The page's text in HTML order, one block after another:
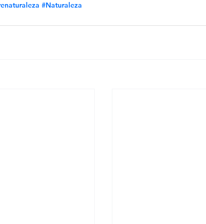
#Naturaleza